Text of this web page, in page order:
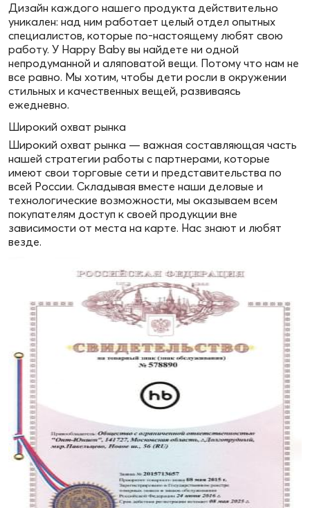
Дизайн каждого нашего продукта действительно
уникален: над ним работает целый отдел опытных
специалистов, которые по-настоящему любят свою
работу. У Happy Baby вы найдете ни одной
непродуманной и аляповатой вещи. Потому что нам не
все равно. Мы хотим, чтобы дети росли в окружении
стильных и качественных вещей, развиваясь
ежедневно.
Широкий охват рынка
Широкий охват рынка — важная составляющая часть
нашей стратегии работы с партнерами, которые
имеют свои торговые сети и представительства по
всей России. Складывая вместе наши деловые и
технологические возможности, мы оказываем всем
покупателям доступ к своей продукции вне
зависимости от места на карте. Нас знают и любят
везде.